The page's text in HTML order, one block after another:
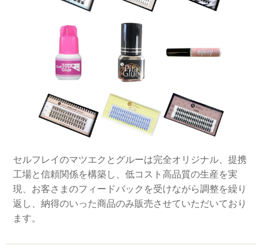
セルフレイのマツエクとグルーは完全オリジナル、提携
工場と信頼関係を構築し、低コスト高品質の生産を実
現、お客さまのフィードバックを受けながら調整を繰り
返し、納得のいった商品のみ販売させていただいており
ます。